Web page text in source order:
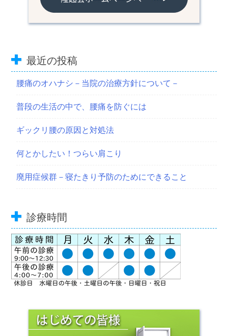
最近の投稿
腰痛のオハナシ－当院の治療方針について－
普段の生活の中で、腰痛を防ぐには
ギックリ腰の原因と対処法
何とかしたい！つらい肩こり
廃用症候群－寝たきり予防のためにできること
診療時間